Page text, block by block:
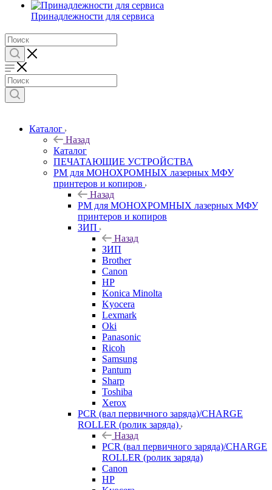
Принадлежности для сервиса
Каталог
Назад
Каталог
ПЕЧАТАЮЩИЕ УСТРОЙСТВА
РМ для МОНОХРОМНЫХ лазерных МФУ
принтеров и копиров
Назад
РМ для МОНОХРОМНЫХ лазерных МФУ
принтеров и копиров
ЗИП
Назад
ЗИП
Brother
Canon
HP
Konica Minolta
Kyocera
Lexmark
Oki
Panasonic
Ricoh
Samsung
Pantum
Sharp
Toshiba
Xerox
PCR (вал первичного заряда)/CHARGE
ROLLER (ролик заряда)
Назад
PCR (вал первичного заряда)/CHARGE
ROLLER (ролик заряда)
Canon
HP